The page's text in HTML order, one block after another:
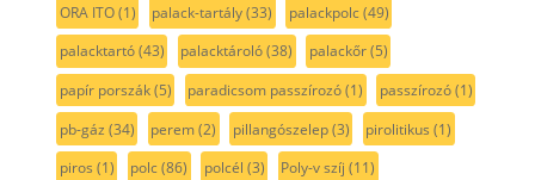
ORA ITO(1) palack-tartály(33) palackpolc(49)
palacktartó(43) palacktároló(38) palackőr(5)
papír porszák(5) paradicsom passzírozó(1) passzírozó(1)
pb-gáz (34) perem(2) pillangószelep(3) pirolitikus (1)
piros (1) polc(86) polcél (3) Poly-v szíj (11)